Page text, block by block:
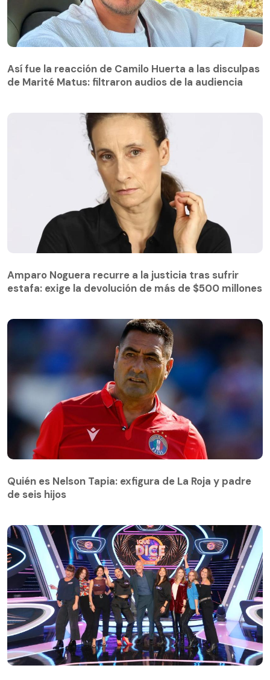
Así fue la reacción de Camilo Huerta a las disculpas
de Marité Matus: filtraron audios de la audiencia
estafa: exige la devolución de más de $500 millones
Amparo Noguera recurre a la justicia tras sufrir
estafa: exige la devolución de más de $500 millones
de seis hijos
Quién es Nelson Tapia: exfigura de La Roja y padre
de seis hijos